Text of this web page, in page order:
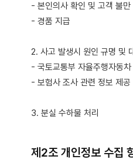
- 본인의사 확인 및 고객 불만
- 경품 지급
2. 사고 발생시 원인 규명 및
- 국토교통부 자율주행자동
- 보험사 조사 관련 정보 제공
3. 분실 수하물 처리
제2조 개인정보 수집